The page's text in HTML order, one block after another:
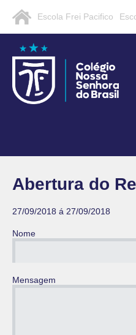
Escola Frei Pacifico
Abertura do
27/09/2018 á 27/09/2018
Nome
Mensagem